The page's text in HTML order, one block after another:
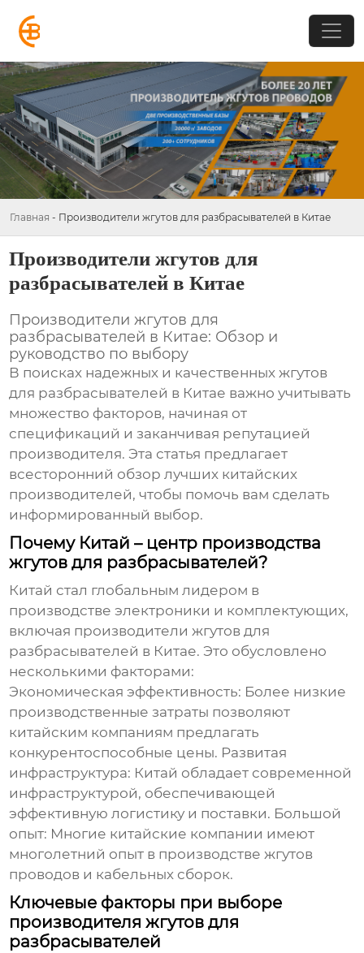
Главная - Производители жгутов для разбрасывателей в Китае
Производители жгутов для
разбрасывателей в Китае
Производители жгутов для
разбрасывателей в Китае: Обзор и
руководство по выбору
В поисках надежных и качественных жгутов
для разбрасывателей в Китае важно учитывать
множество факторов, начиная от
спецификаций и заканчивая репутацией
производителя. Эта статья предлагает
всесторонний обзор лучших китайских
производителей, чтобы помочь вам сделать
информированный выбор.
Почему Китай – центр производства
жгутов для разбрасывателей?
Китай стал глобальным лидером в
производстве электроники и комплектующих,
включая производители жгутов для
разбрасывателей в Китае. Это обусловлено
несколькими факторами:
Экономическая эффективность: Более низкие
производственные затраты позволяют
китайским компаниям предлагать
конкурентоспособные цены. Развитая
инфраструктура: Китай обладает современной
инфраструктурой, обеспечивающей
эффективную логистику и поставки. Большой
опыт: Многие китайские компании имеют
многолетний опыт в производстве жгутов
проводов и кабельных сборок.
Ключевые факторы при выборе
производителя жгутов для
разбрасывателей